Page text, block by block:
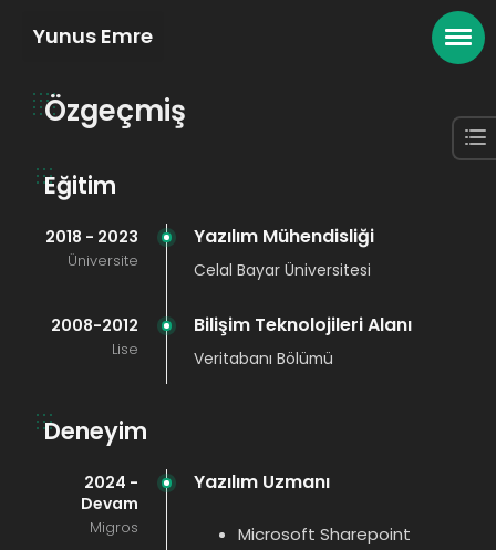
Yunus Emre
Özgeçmiş
Eğitim
2018 - 2023
Üniversite
Yazılım Mühendisliği
Celal Bayar Üniversitesi
2008-2012
Lise
Bilişim Teknolojileri Alanı
Veritabanı Bölümü
Deneyim
2024 -
Devam
Migros
Yazılım Uzmanı
Microsoft Sharepoint